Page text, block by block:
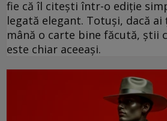
fie că îl citești într-o ediție
legată elegant. Totuși, dacă
mână o carte bine făcută, știi
este chiar aceeași.